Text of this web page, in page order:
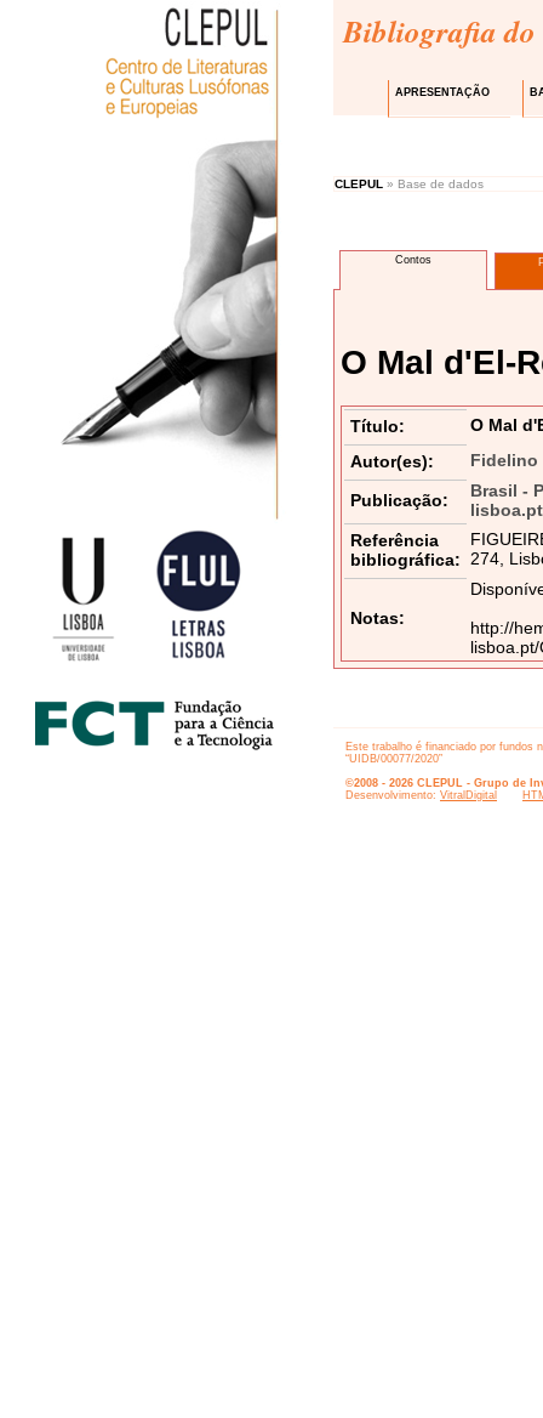
Bibliografia do
APRESENTAÇÃO
CLEPUL » Base de dados
Contos
O Mal d'El-
Título:
O Mal
Autor(es):
Fidelino
Publicação:
Brasil -
Referência
bibliográfica:
274,
Notas:
http://
Este trabalho é financiado por fundos
“UIDB/00077/2020”
©2008 - 2026 CLEPUL - Grupo de
Desenvolvimento: VitralDigital